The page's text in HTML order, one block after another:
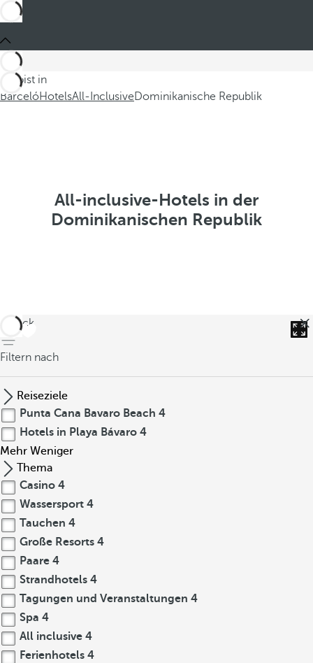
Du bist in
BarcelóHotelsAll-InclusiveDominikanische Republik
All-inclusive-Hotels in der
Dominikanischen Republik
zurück
Filtern nach
Reiseziele
Punta Cana Bavaro Beach 4
Hotels in Playa Bávaro 4
Mehr Weniger
Thema
Casino 4
Wassersport 4
Tauchen 4
Große Resorts 4
Paare 4
Strandhotels 4
Tagungen und Veranstaltungen 4
Spa 4
All inclusive 4
Ferienhotels 4